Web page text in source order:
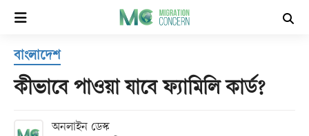
হোম
বাংলাদেশ
কীভাবে পাওয়া যাবে ফ্যামিলি কার্ড?
অনলাইন ডেস্ক